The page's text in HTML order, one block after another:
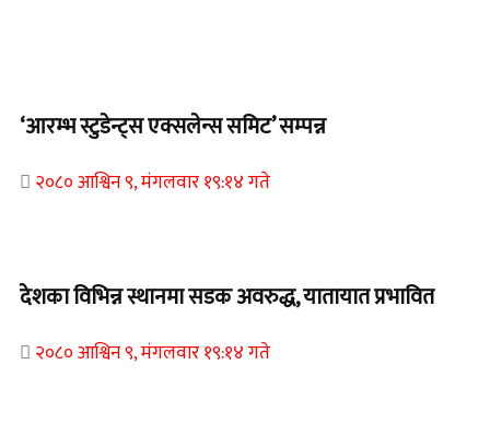
‘आरम्भ स्टुडेन्ट्स एक्सलेन्स समिट’ सम्पन्न
२०८० आश्विन ९, मंगलवार १९:१४ गते
देशका विभिन्न स्थानमा सडक अवरुद्ध, यातायात प्रभावित
२०८० आश्विन ९, मंगलवार १९:१४ गते